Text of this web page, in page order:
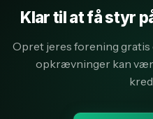
Klar til at få styr
Opret jeres forening gratis
opkrævninger kan